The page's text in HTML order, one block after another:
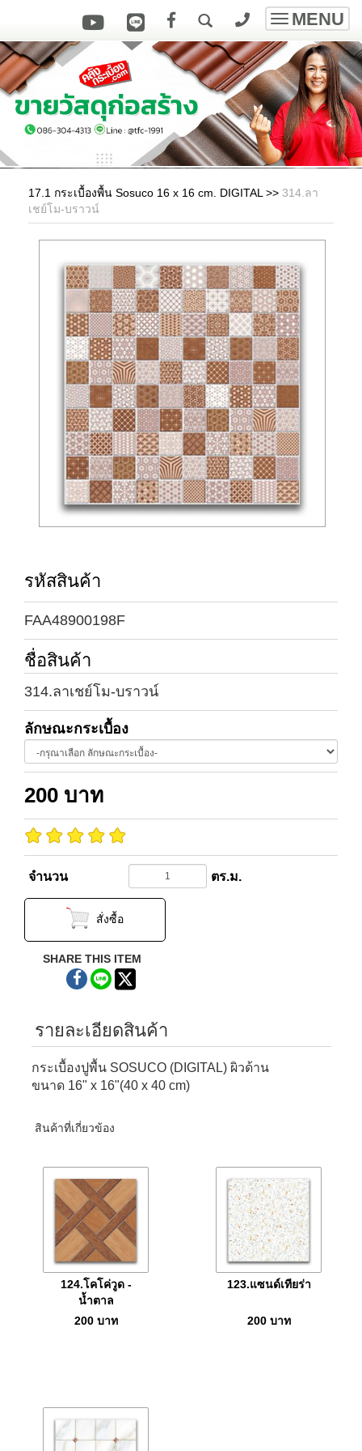
Toggle
MENU
17.1 กระเบื้องพื้น Sosuco 16 x 16 cm. DIGITAL >> 314.ลา
เชย์โม-บราวน์
รหัสสินค้า
FAA48900198F
ชื่อสินค้า
314.ลาเชย์โม-บราวน์
ลักษณะกระเบื้อง
200 บาท
จำนวน ตร.ม.
สั่งซื้อ
SHARE THIS ITEM
รายละเอียดสินค้า
กระเบื้องปูพื้น SOSUCO (DIGITAL)ผิวด้าน
ขนาด 16" x 16"(40 x 40 cm)
สินค้าที่เกี่ยวข้อง
124.โคโค่วูด -
น้ำตาล
200 บาท
123.แซนด์เทียร่า
200 บาท